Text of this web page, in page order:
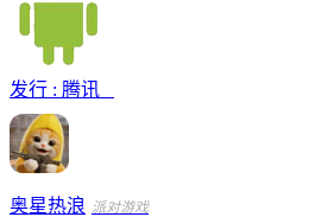
发行 : 腾讯
奥星热浪 派对游戏